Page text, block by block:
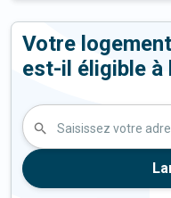
Votre
est-il éligible à
Saisissez votre